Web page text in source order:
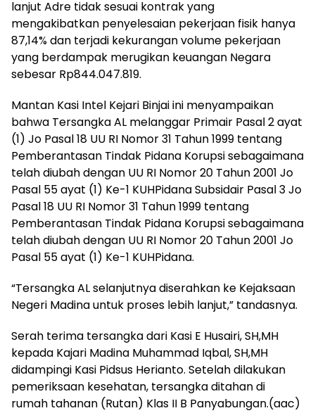
lanjut Adre tidak sesuai kontrak yang
mengakibatkan penyelesaian pekerjaan fisik hanya
87,14% dan terjadi kekurangan volume pekerjaan
yang berdampak merugikan keuangan Negara
sebesar Rp844.047.819.
Mantan Kasi Intel Kejari Binjai ini menyampaikan
bahwa Tersangka AL melanggar Primair Pasal 2 ayat
(1) Jo Pasal 18 UU RI Nomor 31 Tahun 1999 tentang
Pemberantasan Tindak Pidana Korupsi sebagaimana
telah diubah dengan UU RI Nomor 20 Tahun 2001 Jo
Pasal 55 ayat (1) Ke-1 KUHPidana Subsidair Pasal 3 Jo
Pasal 18 UU RI Nomor 31 Tahun 1999 tentang
Pemberantasan Tindak Pidana Korupsi sebagaimana
telah diubah dengan UU RI Nomor 20 Tahun 2001 Jo
Pasal 55 ayat (1) Ke-1 KUHPidana.
“Tersangka AL selanjutnya diserahkan ke Kejaksaan
Negeri Madina untuk proses lebih lanjut,” tandasnya.
Serah terima tersangka dari Kasi E Husairi, SH,MH
kepada Kajari Madina Muhammad Iqbal, SH,MH
didampingi Kasi Pidsus Herianto. Setelah dilakukan
pemeriksaan kesehatan, tersangka ditahan di
rumah tahanan (Rutan) Klas II B Panyabungan.(aac)